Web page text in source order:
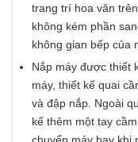
trang trí hoa văn
không kém phần
không gian bếp của
Nắp máy được thiết
máy, thiết kế quai
và đập nắp. Ngoài
kế thêm một tay